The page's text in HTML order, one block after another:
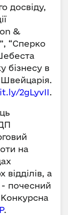
досвіду,
&
“Сперко
бізнесу в
Швейцарія.
2gLyvII.
на
відділів, а
почесний
Конкурсна
.